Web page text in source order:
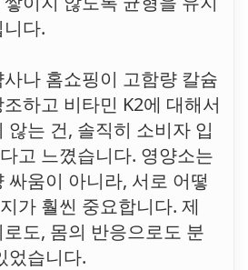
다.
나 홈쇼핑이 고함량 칼슘
하고 비타민 K2에 대해서
않는 건, 솔직히 소비자 입
고 느꼈습니다. 영양소는
싸움이 아니라, 서로 어떻
가 훨씬 중요합니다. 제
도, 몸의 반응으로도 분
었습니다.